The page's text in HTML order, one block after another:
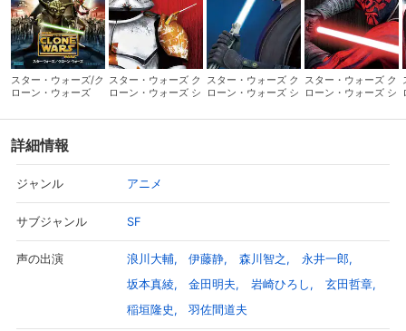
スター・ウォーズ/ク
ローン・ウォーズ
スター・ウォーズ ク
ローン・ウォーズ シ
スター・ウォーズ ク
ローン・ウォーズ シ
スター・ウォーズ ク
ローン・ウォーズ シ
詳細情報
ジャンル アニメ
サブジャンル SF
声の出演 浪川大輔 伊藤静 森川智之
永井一郎
坂本真綾
金田明夫 岩崎ひろし
玄田哲章
稲垣隆史
羽佐間道夫